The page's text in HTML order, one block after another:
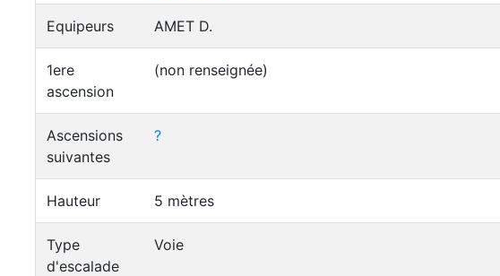
Equipeurs AMET D.
1ere
ascension
(non renseignée)
Ascensions
suivantes
?
Hauteur 5 mètres
Type
d'escalade
Voie